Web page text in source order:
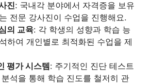
진: 국내각 분야에서 자격증을 보유
전문 강사진이 수업을 진행해요.
의 교육: 각 학생의 성향과 학습 능
하여 개인별로 최적화된 수업을 제
평가 시스템: 주기적인 진단 테스트
석을 통해 학습 진도를 철저히 관